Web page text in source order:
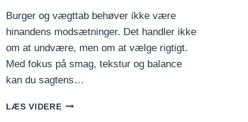
Burger og vægttab behøver ikke være
hinandens modsætninger. Det handler ikke
om at undvære, men om at vælge rigtigt.
Med fokus på smag, tekstur og balance
kan du sagtens…
LÆS VIDERETRE